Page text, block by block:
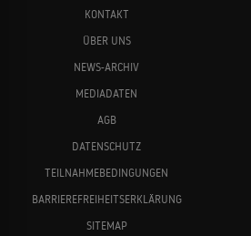
KONTAKT
ÜBER UNS
NEWS-ARCHIV
MEDIADATEN
AGB
DATENSCHUTZ
TEILNAHMEBEDINGUNGEN
BARRIEREFREIHEITSERKLÄRUNG
SITEMAP